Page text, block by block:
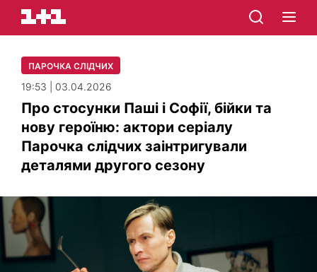
ПАРОЧКА СЛІДЧИХ
19:53 | 03.04.2026
Про стосунки Паші і Софії, бійки та
нову героїню: актори серіалу
Парочка слідчих заінтригували
деталями другого сезону